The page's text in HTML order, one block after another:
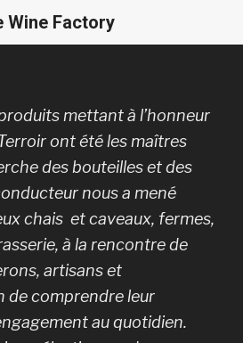
mettant à l’honneur
ont été les maîtres
des bouteilles et des
nous a mené
chais et caveaux, fermes,
à la rencontre de
artisans et
de comprendre leur
au quotidien.
Wine Factory